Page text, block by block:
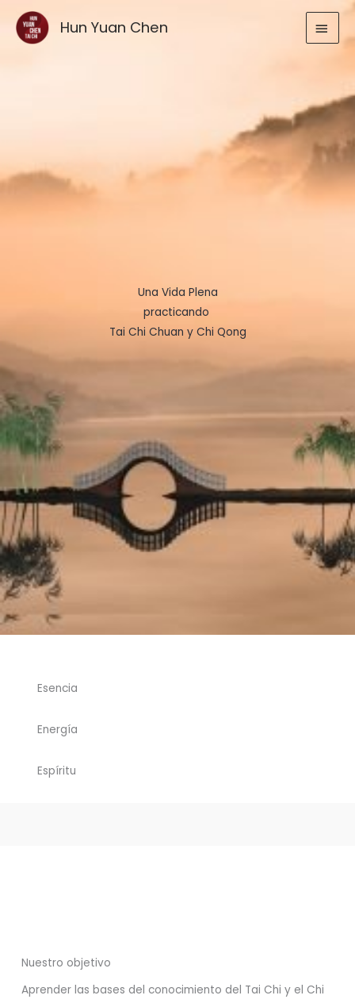
contenido
Hun Yuan Chen
Una Vida Plena
practicando
Tai Chi Chuan y Chi Qong
Esencia
Energía
Espíritu
Nuestro objetivo
Aprender las bases del conocimiento del Tai Chi y el Chi